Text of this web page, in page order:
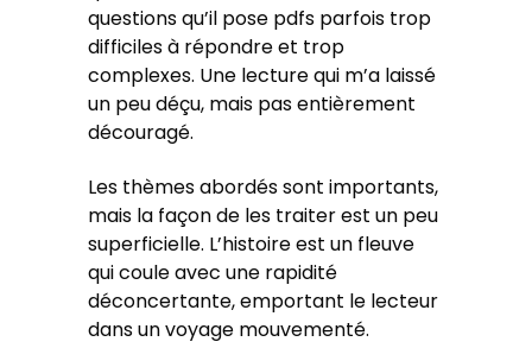
questions qu’il pose pdfs parfois trop
difficiles à répondre et trop
complexes. Une lecture qui m’a laissé
un peu déçu, mais pas entièrement
découragé.
Les thèmes abordés sont importants,
mais la façon de les traiter est un peu
superficielle. L’histoire est un fleuve
qui coule avec une rapidité
déconcertante, emportant le lecteur
dans un voyage mouvementé.